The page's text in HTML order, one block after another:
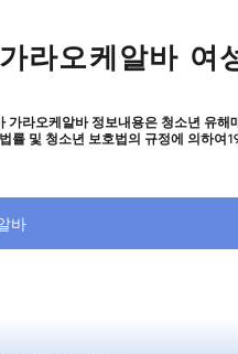
라오케알바 여
가라오케알바 정보내용은 청소년 유해
률 및 청소년 보호법의 규정에 의하여
바